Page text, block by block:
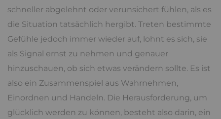
schneller abgelehnt oder verunsichert fühlen, als es
die Situation tatsächlich hergibt. Treten bestimmte
Gefühle jedoch immer wieder auf, lohnt es sich, sie
als Signal ernst zu nehmen und genauer
hinzuschauen, ob sich etwas verändern sollte. Es ist
also ein Zusammenspiel aus Wahrnehmen,
Einordnen und Handeln. Die Herausforderung, um
glücklich werden zu können, besteht also darin, ein